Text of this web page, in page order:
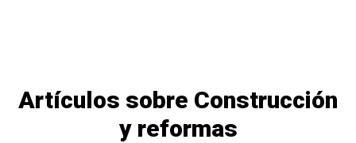
Artículos sobre Construcción
y reformas